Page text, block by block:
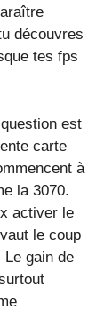
découvres
tes fps
est
carte
à
la 3070.
activer le
le coup
Le gain de